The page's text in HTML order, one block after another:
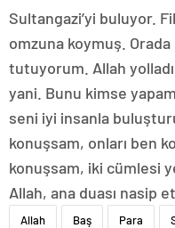
Sultangazi’yi buluyor.
omzuna koymuş.
tutuyorum. Allah
yani. Bunu kimse
seni iyi insanla
konuşsam, onları ben
konuşsam, iki cümlesi
Allah, ana duası nasip
Allah Baş Para